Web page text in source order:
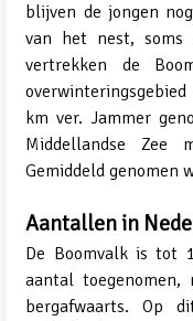
blijven de jongen
van het nest, soms
vertrekken de
km ver. Jammer
Middellandse Zee
Gemiddeld genomen
Aantallen in
De Boomvalk is tot
aantal
bergafwaarts. Op